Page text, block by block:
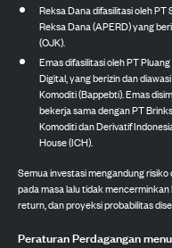
Reksa Dana difasilitasi oleh
Reksa Dana (APERD) yang
(OJK).
Emas difasilitasi oleh PT
Digital, yang berizin dan
Komoditi (Bappebti). Emas
bekerja sama dengan PT
Komoditi dan Derivatif
House (ICH).
Semua investasi mengandung
pada masa lalu tidak
return, dan proyeksi probabilitas
Peraturan Perdagangan